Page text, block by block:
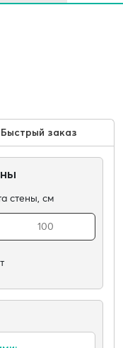
Быстрый заказ
стены, см